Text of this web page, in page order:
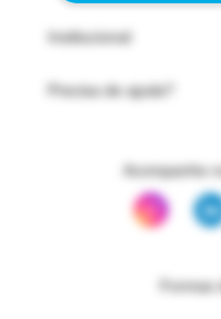
Institucional
Precisa de ajuda?
Acompanhe